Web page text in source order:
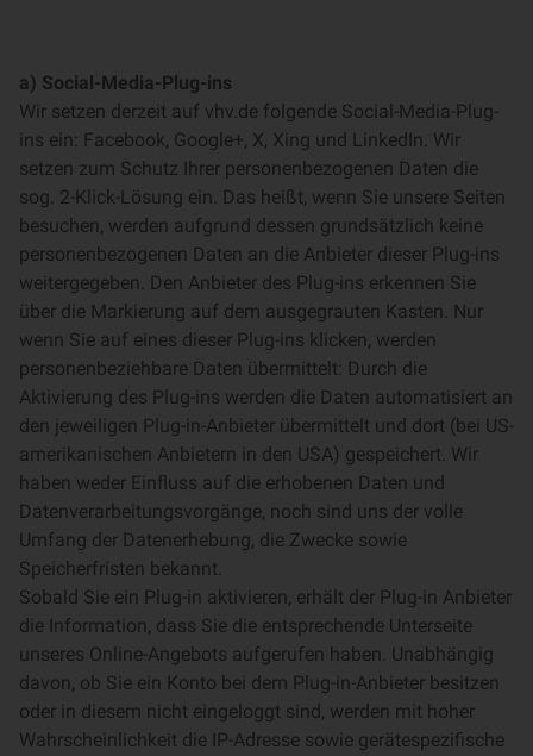
a) Social-Media-Plug-ins
Wir setzen derzeit auf vhv.de folgende Social-Media-Plug-
ins ein: Facebook, Google+, X, Xing und LinkedIn. Wir
setzen zum Schutz Ihrer personenbezogenen Daten die
sog. 2-Klick-Lösung ein. Das heißt, wenn Sie unsere Seiten
besuchen, werden aufgrund dessen grundsätzlich keine
personenbezogenen Daten an die Anbieter dieser Plug-ins
weitergegeben. Den Anbieter des Plug-ins erkennen Sie
über die Markierung auf dem ausgegrauten Kasten. Nur
wenn Sie auf eines dieser Plug-ins klicken, werden
personenbeziehbare Daten übermittelt: Durch die
Aktivierung des Plug-ins werden die Daten automatisiert an
den jeweiligen Plug-in-Anbieter übermittelt und dort (bei US-
amerikanischen Anbietern in den USA) gespeichert. Wir
haben weder Einfluss auf die erhobenen Daten und
Datenverarbeitungsvorgänge, noch sind uns der volle
Umfang der Datenerhebung, die Zwecke sowie
Speicherfristen bekannt.
Sobald Sie ein Plug-in aktivieren, erhält der Plug-in Anbieter
die Information, dass Sie die entsprechende Unterseite
unseres Online-Angebots aufgerufen haben. Unabhängig
davon, ob Sie ein Konto bei dem Plug-in-Anbieter besitzen
oder in diesem nicht eingeloggt sind, werden mit hoher
Wahrscheinlichkeit die IP-Adresse sowie gerätespezifische